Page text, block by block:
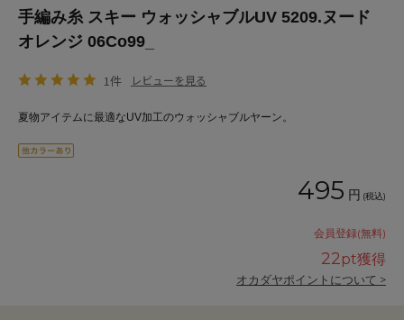
手編み糸 スキー ウォッシャブルUV 5209.ヌード
オレンジ 06Co99_
1件 レビューを見る
夏物アイテムに最適なUV加工のウォッシャブルヤーン。
495 円 (税込)
会員登録(無料)
22pt獲得
オカダヤポイントについて >